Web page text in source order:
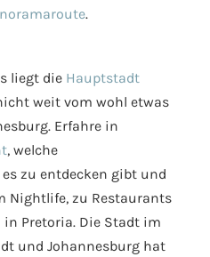
.
liegt die Hauptstadt
weit vom wohl etwas
Erfahre in
, welche
zu entdecken gibt und
Nightlife, zu Restaurants
Pretoria. Die Stadt im
und Johannesburg hat